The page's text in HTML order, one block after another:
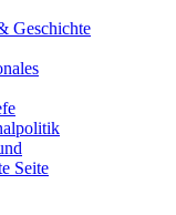
Geschichte
Seite